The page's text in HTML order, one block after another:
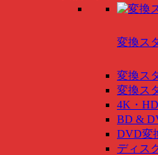
変換ス
変換ス
変換ス
4K・
BD &
DVD変
ディス